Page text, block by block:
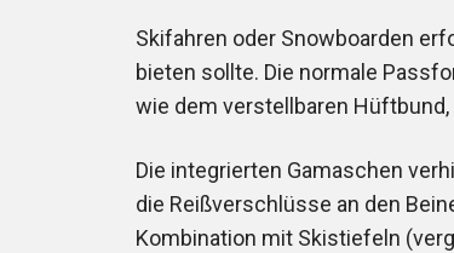
Skifahren oder Snowboarden
bieten sollte. Die normale
wie dem verstellbaren
Die integrierten Gamaschen
die Reißverschlüsse an den
Kombination mit Skistiefeln